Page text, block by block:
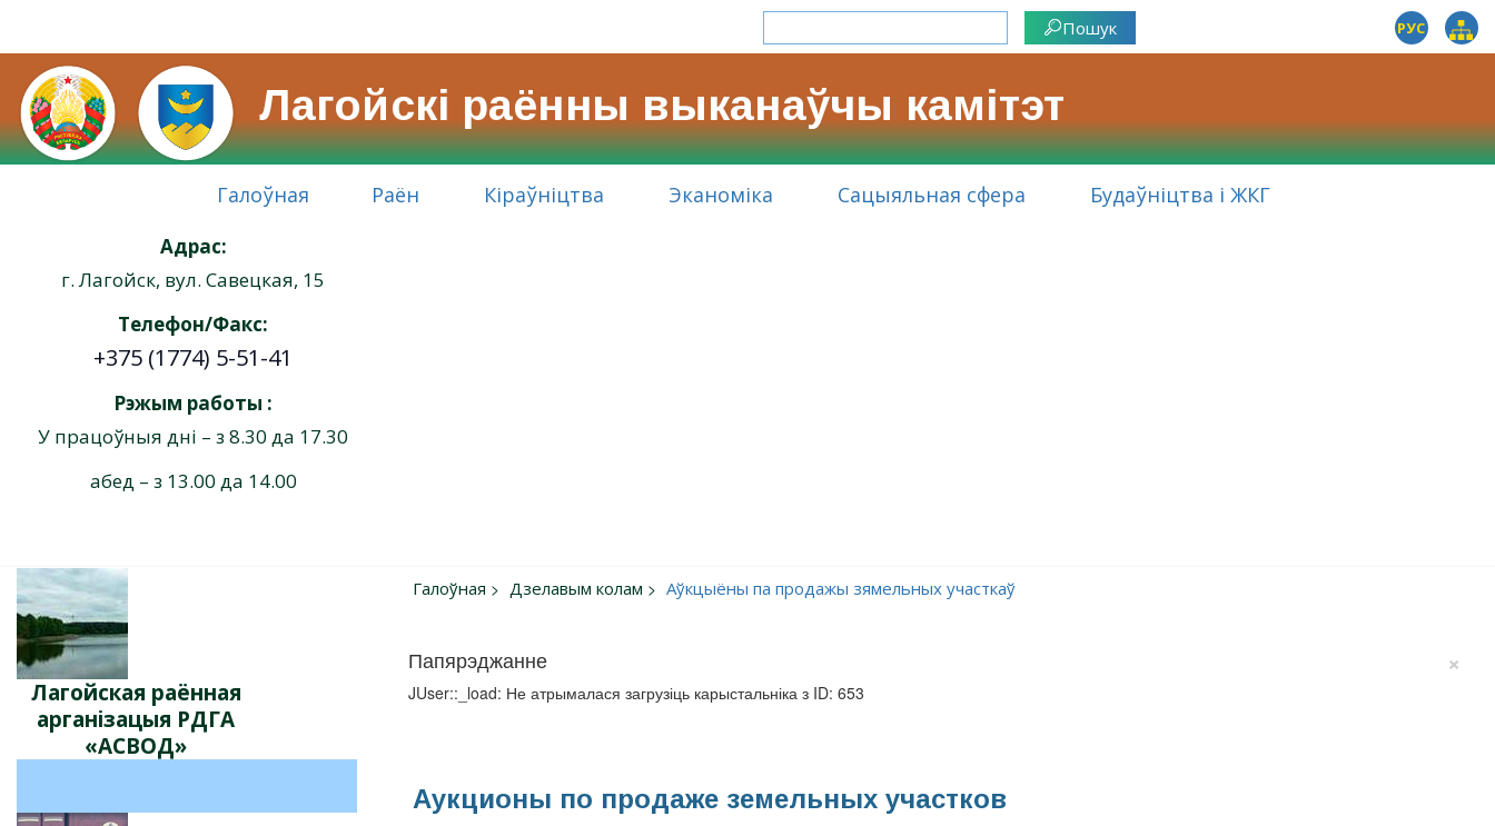
РУС
Лагойскі раённы выканаўчы камітэт
Галоўная Раён Кіраўніцтва Эканоміка Сацыяльная сфера Будаўніцтва і ЖКГ
Адрас:
г. Лагойск, вул. Савецкая, 15
Телефон/Факс:
+375 (1774) 5-51-41
Рэжым работы :
У працоўныя дні – з 8.30 да 17.30
абед – з 13.00 да 14.00
Лагойская раённая
арганізацыя РДГА
«АСВОД»
Галоўная Дзелавым колам Аўкцыёны па продажы зямельных участкаў
×
Папярэджанне
JUser::_load: Не атрымалася загрузіць карыстальніка з ID: 653
Аукционы по продаже земельных участков